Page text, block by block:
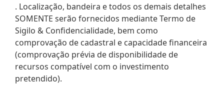
. Localização, bandeira e todos os demais detalhes
SOMENTE serão fornecidos mediante Termo de
Sigilo & Confidencialidade, bem como
comprovação de cadastral e capacidade financeira
(comprovação prévia de disponibilidade de
recursos compatível com o investimento
pretendido).